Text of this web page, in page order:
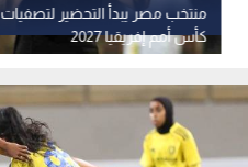
منتخب مصر يبدأ التحضير لتصفيات
كأس أمم إفريقيا 2027